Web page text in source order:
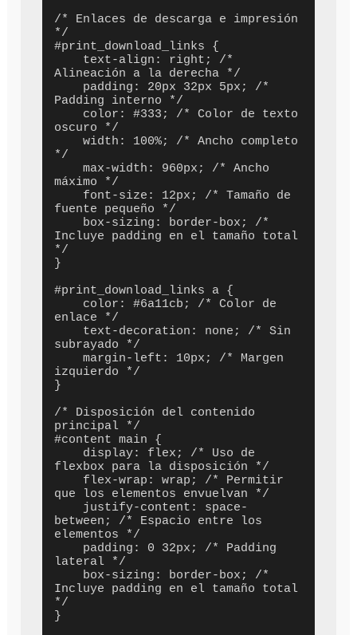
/* Enlaces de descarga e impresión
*/
#print_download_links {
Alineación a la derecha */
Padding interno */
oscuro */
    width: 100%; /* Ancho completo
*/
    max-width: 960px; /* Ancho
máximo */
fuente pequeño */
Incluye padding en el tamaño total
*/
}
#print_download_links a {
enlace */
subrayado */
    margin-left: 10px; /* Margen
izquierdo */
}
/* Disposición del contenido
principal */
#content main {
flexbox para la disposición */
que los elementos envuelvan */
between; /* Espacio entre los
elementos */
lateral */
Incluye padding en el tamaño total
*/
}